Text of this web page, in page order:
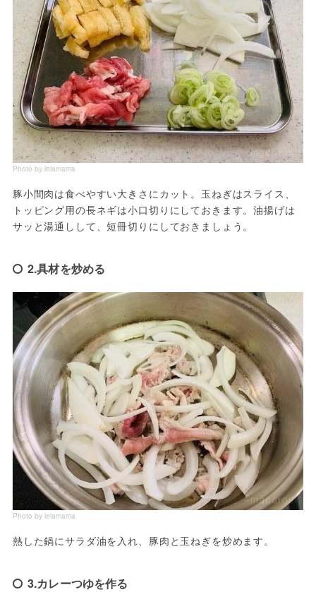
Photo by leiamama
豚小間肉は食べやすい大きさにカット。玉ねぎはスライス、
トッピング用の長ネギは小口切りにしておきます。油揚げは
サッと湯通しして、短冊切りにしておきましょう。
2.具材を炒める
Photo by leiamama
熱した鍋にサラダ油を入れ、豚肉と玉ねぎを炒めます。
3.カレーつゆを作る